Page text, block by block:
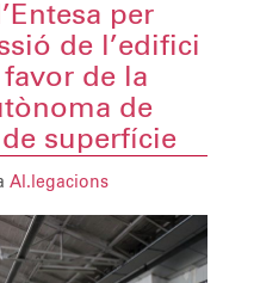
per
de l’edifici
de la
de
superfície
Al.legacions